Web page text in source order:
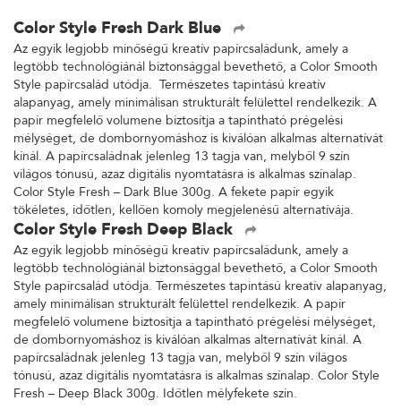
Color Style Fresh Dark Blue
Az egyik legjobb minőségű kreatív papírcsaládunk, amely a
legtöbb technológiánál biztonsággal bevethető, a Color Smooth
Style papírcsalád utódja. Természetes tapintású kreatív
alapanyag, amely minimálisan strukturált felülettel rendelkezik. A
papír megfelelő volumene biztosítja a tapintható prégelési
mélységet, de dombornyomáshoz is kiválóan alkalmas alternatívát
kínál. A papírcsaládnak jelenleg 13 tagja van, melyből 9 szín
világos tónusú, azaz digitális nyomtatásra is alkalmas színalap.
Color Style Fresh – Dark Blue 300g. A fekete papír egyik
tökéletes, időtlen, kellően komoly megjelenésű alternatívája.
Color Style Fresh Deep Black
Az egyik legjobb minőségű kreatív papírcsaládunk, amely a
legtöbb technológiánál biztonsággal bevethető, a Color Smooth
Style papírcsalád utódja. Természetes tapintású kreatív alapanyag,
amely minimálisan strukturált felülettel rendelkezik. A papír
megfelelő volumene biztosítja a tapintható prégelési mélységet,
de dombornyomáshoz is kiválóan alkalmas alternatívát kínál. A
papírcsaládnak jelenleg 13 tagja van, melyből 9 szín világos
tónusú, azaz digitális nyomtatásra is alkalmas színalap. Color Style
Fresh – Deep Black 300g. Időtlen mélyfekete szín.